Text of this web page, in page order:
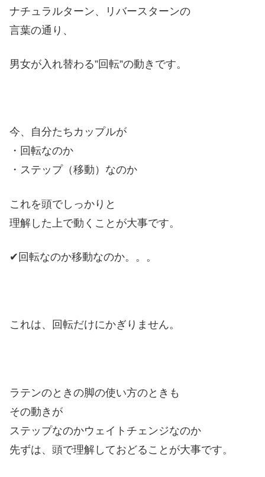
ナチュラルターン、リバースターンの
言葉の通り、
男女が入れ替わる”回転”の動きです。
今、自分たちカップルが
・回転なのか
・ステップ（移動）なのか
これを頭でしっかりと
理解した上で動くことが大事です。
✔回転なのか移動なのか。。。
これは、回転だけにかぎりません。
ラテンのときの脚の使い方のときも
その動きが
ステップなのかウェイトチェンジなのか
先ずは、頭で理解しておどることが大事です。